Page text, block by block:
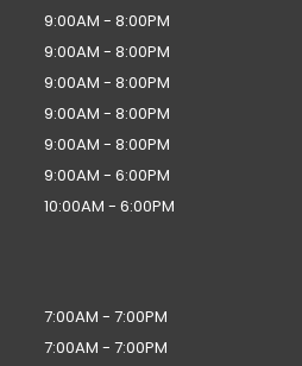
9:00AM - 8:00PM
9:00AM - 8:00PM
9:00AM - 8:00PM
9:00AM - 8:00PM
9:00AM - 8:00PM
9:00AM - 6:00PM
10:00AM - 6:00PM
7:00AM - 7:00PM
7:00AM - 7:00PM